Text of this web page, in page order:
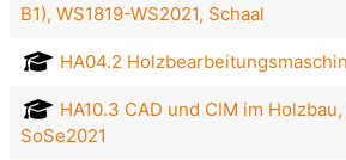
B1), WS1819-WS2021, Schaal
HA04.2
HA10.3 CAD und CIM im
SoSe2021